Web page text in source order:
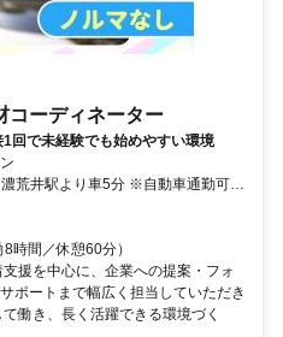
コーディネーター
回で未経験でも始めやすい環境
荒井駅より車5分 ※自動車通勤可
本駅」
時間／休憩60分）
援を中心に、企業への提案・フォ
ポートまで幅広く担当していただき
働き、長く活躍できる環境づく